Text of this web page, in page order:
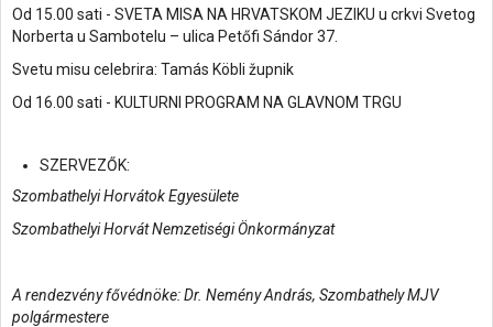
Od 15.00 sati - SVETA MISA NA HRVATSKOM JEZIKU u crkvi Svetog
Norberta u Sambotelu – ulica Petőfi Sándor 37.
Svetu misu celebrira: Tamás Köbli župnik
Od 16.00 sati - KULTURNI PROGRAM NA GLAVNOM TRGU
SZERVEZŐK:
Szombathelyi Horvátok Egyesülete
Szombathelyi Horvát Nemzetiségi Önkormányzat
A rendezvény fővédnöke: Dr. Nemény András, Szombathely MJV
polgármestere